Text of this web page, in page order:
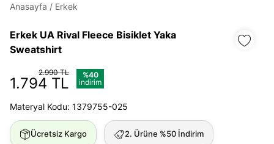
Anasayfa / Erkek
Erkek UA Rival Fleece Bisiklet Yaka
Sweatshirt
2.990 TL
1.794 TL
%40
indirim
Materyal Kodu: 1379755-025
Ücretsiz Kargo 2. Ürüne %50 İndirim
Giriş Yap